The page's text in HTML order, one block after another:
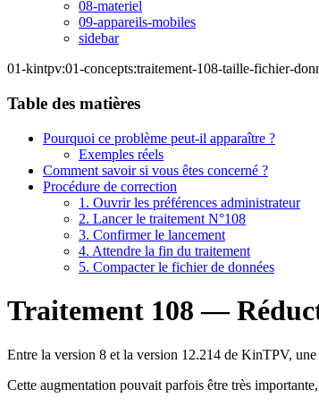
08-materiel
09-appareils-mobiles
sidebar
01-kintpv:01-concepts:traitement-108-taille-fichier-
Table des matières
Pourquoi ce problème peut-il apparaître ?
Exemples réels
Comment savoir si vous êtes concerné ?
Procédure de correction
1. Ouvrir les préférences administrateur
2. Lancer le traitement N°108
3. Confirmer le lancement
4. Attendre la fin du traitement
5. Compacter le fichier de données
Traitement 108 —
Entre la version 8 et la version 12.214 de KinTPV,
Cette augmentation pouvait parfois être très